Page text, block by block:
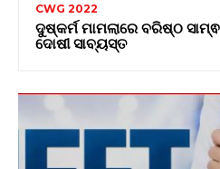
CWG 2022
ଦୁଷ୍କର୍ମ ମାମଲାରେ ବରିଷ୍ଠ
ଦୋଷୀ ସାବ୍ୟସ୍ତ